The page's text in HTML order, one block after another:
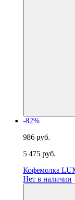
-82%
986 руб.
5 475 руб.
Кофемолка
Нет в наличии